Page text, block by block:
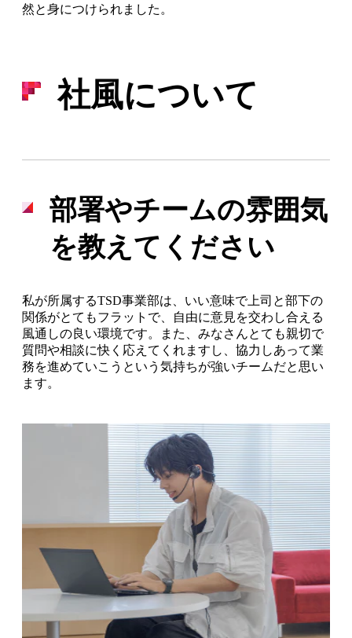
然と身につけられました。
社風について
部署やチームの雰囲気
を教えてください
私が所属するTSD事業部は、いい意味で上司と部下の
関係がとてもフラットで、自由に意見を交わし合える
風通しの良い環境です。また、みなさんとても親切で
質問や相談に快く応えてくれますし、協力しあって業
務を進めていこうという気持ちが強いチームだと思い
ます。